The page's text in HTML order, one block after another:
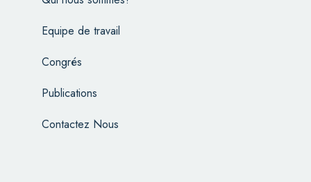
Equipe de travail
Congrés
Publications
Contactez Nous